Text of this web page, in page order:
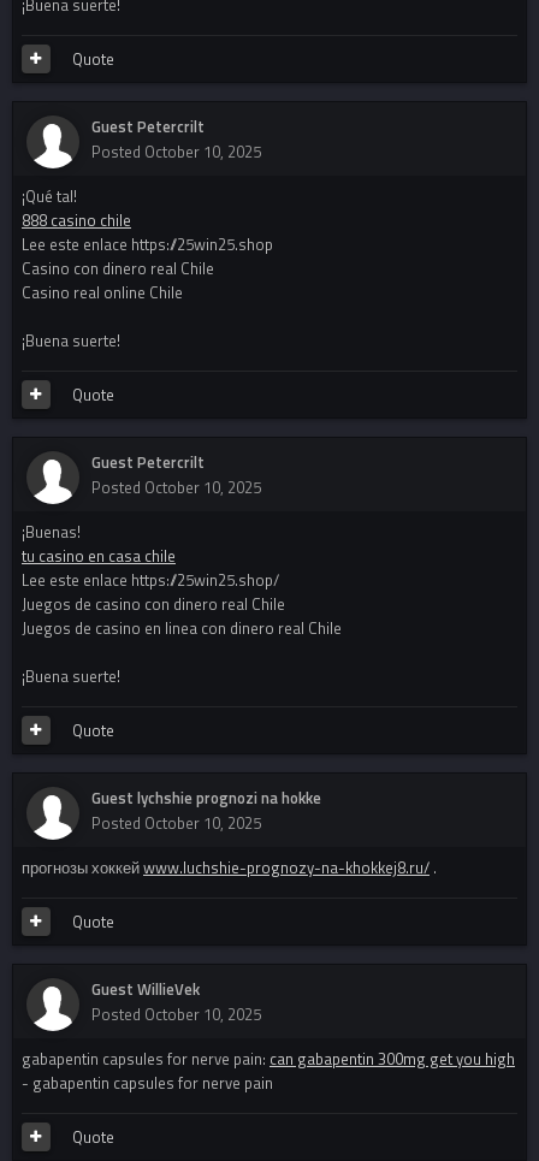
¡Buena suerte!
Quote
Guest Petercrilt
Posted October 10, 2025
¡Qué tal!
888 casino chile
Lee este enlace https://25win25.shop
Casino con dinero real Chile
Casino real online Chile
¡Buena suerte!
Quote
Guest Petercrilt
Posted October 10, 2025
¡Buenas!
tu casino en casa chile
Lee este enlace https://25win25.shop/
Juegos de casino con dinero real Chile
Juegos de casino en linea con dinero real Chile
¡Buena suerte!
Quote
Guest lychshie prognozi na hokke
Posted October 10, 2025
прогнозы хоккейwww.luchshie-prognozy-na-khokkej8.ru/ .
Quote
Guest WillieVek
Posted October 10, 2025
gabapentin capsules for nerve pain: can gabapentin 300mg get you high
- gabapentin capsules for nerve pain
Quote